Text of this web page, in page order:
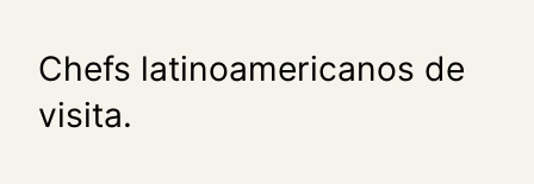
Chefs latinoamericanos de
visita.